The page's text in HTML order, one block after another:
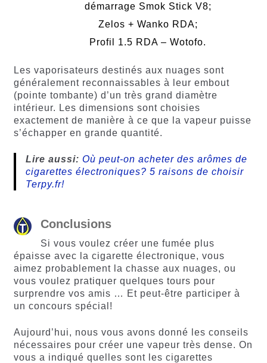
démarrage Smok Stick V8;
Zelos + Wanko RDA;
Profil 1.5 RDA – Wotofo.
Les vaporisateurs destinés aux nuages sont
généralement reconnaissables à leur embout
(pointe tombante) d’un très grand diamètre
intérieur. Les dimensions sont choisies
exactement de manière à ce que la vapeur puisse
s’échapper en grande quantité.
Lire aussi: Où peut-on acheter des arômes de
cigarettes électroniques? 5 raisons de choisir
Terpy.fr!
Conclusions
Si vous voulez créer une fumée plus
épaisse avec la cigarette électronique, vous
aimez probablement la chasse aux nuages, ou
vous voulez pratiquer quelques tours pour
surprendre vos amis … Et peut-être participer à
un concours spécial!
Aujourd’hui, nous vous avons donné les conseils
nécessaires pour créer une vapeur très dense. On
vous a indiqué quelles sont les cigarettes